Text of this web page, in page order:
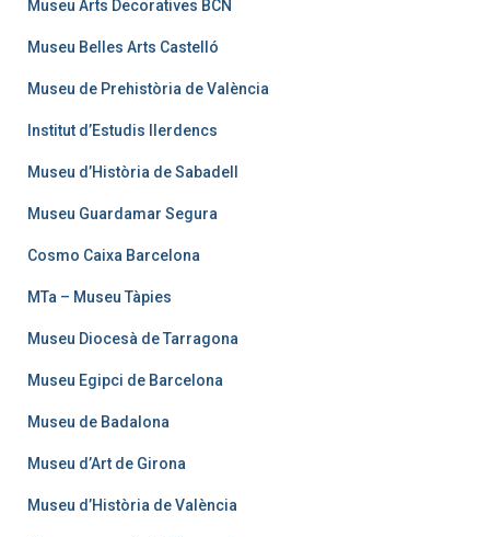
Museu Arts Decoratives BCN
Museu Belles Arts Castelló
Museu de Prehistòria de València
Institut d’Estudis Ilerdencs
Museu d’Història de Sabadell
Museu Guardamar Segura
Cosmo Caixa Barcelona
MTa – Museu Tàpies
Museu Diocesà de Tarragona
Museu Egipci de Barcelona
Museu de Badalona
Museu d’Art de Girona
Museu d’Història de València